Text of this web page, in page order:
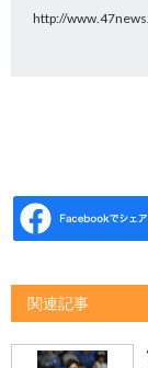
http://
関連記事